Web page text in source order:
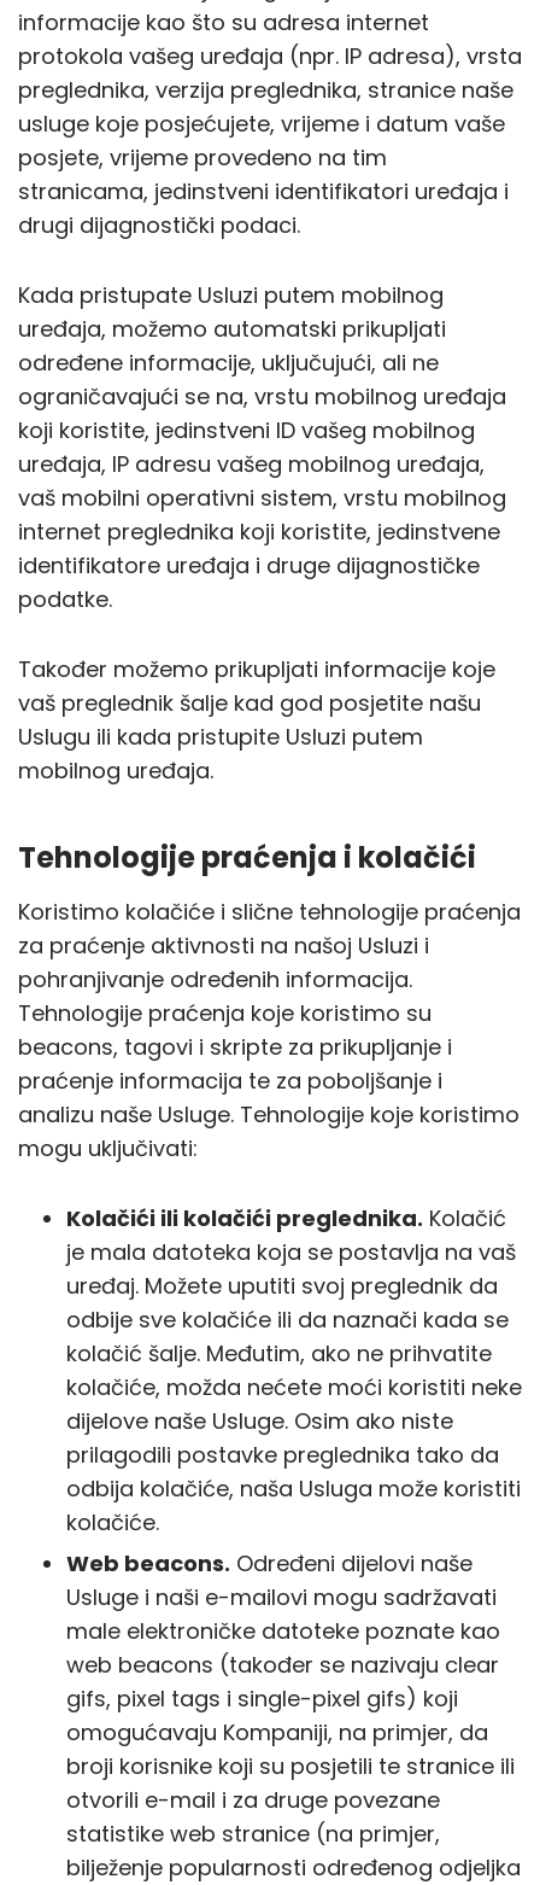
informacije kao što su adresa internet
protokola vašeg uređaja (npr. IP adresa), vrsta
preglednika, verzija preglednika, stranice naše
usluge koje posjećujete, vrijeme i datum vaše
posjete, vrijeme provedeno na tim
stranicama, jedinstveni identifikatori uređaja i
drugi dijagnostički podaci.
Kada pristupate Usluzi putem mobilnog
uređaja, možemo automatski prikupljati
određene informacije, uključujući, ali ne
ograničavajući se na, vrstu mobilnog uređaja
koji koristite, jedinstveni ID vašeg mobilnog
uređaja, IP adresu vašeg mobilnog uređaja,
vaš mobilni operativni sistem, vrstu mobilnog
internet preglednika koji koristite, jedinstvene
identifikatore uređaja i druge dijagnostičke
podatke.
Također možemo prikupljati informacije koje
vaš preglednik šalje kad god posjetite našu
Uslugu ili kada pristupite Usluzi putem
mobilnog uređaja.
Tehnologije praćenja i kolačići
Koristimo kolačiće i slične tehnologije praćenja
za praćenje aktivnosti na našoj Usluzi i
pohranjivanje određenih informacija.
Tehnologije praćenja koje koristimo su
beacons, tagovi i skripte za prikupljanje i
praćenje informacija te za poboljšanje i
analizu naše Usluge. Tehnologije koje koristimo
mogu uključivati:
Kolačići ili kolačići preglednika. Kolačić
je mala datoteka koja se postavlja na vaš
uređaj. Možete uputiti svoj preglednik da
odbije sve kolačiće ili da naznači kada se
kolačić šalje. Međutim, ako ne prihvatite
kolačiće, možda nećete moći koristiti neke
dijelove naše Usluge. Osim ako niste
prilagodili postavke preglednika tako da
odbija kolačiće, naša Usluga može koristiti
kolačiće.
Web beacons. Određeni dijelovi naše
Usluge i naši e-mailovi mogu sadržavati
male elektroničke datoteke poznate kao
web beacons (također se nazivaju clear
gifs, pixel tags i single-pixel gifs) koji
omogućavaju Kompaniji, na primjer, da
broji korisnike koji su posjetili te stranice ili
otvorili e-mail i za druge povezane
statistike web stranice (na primjer,
bilježenje popularnosti određenog odjeljka